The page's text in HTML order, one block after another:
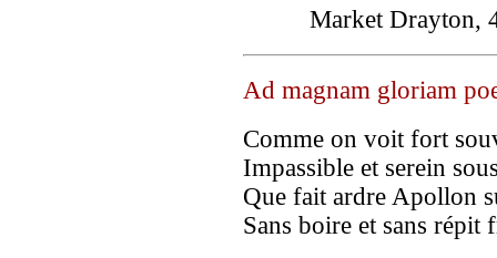
Market Drayton, 4
Ad magnam gloriam
Comme on voit fort
Impassible et serein
Que fait ardre Apollon
Sans boire et sans répit